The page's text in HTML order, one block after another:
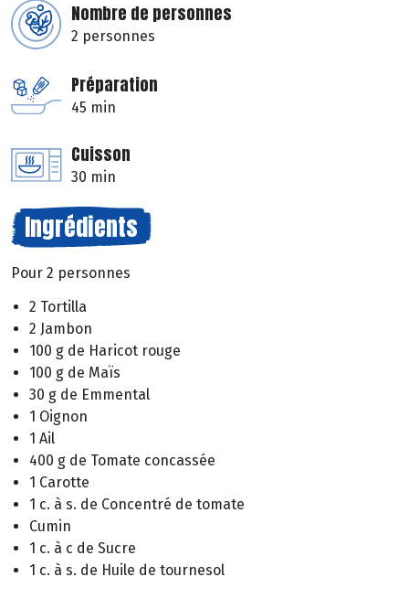
Nombre de personnes
2 personnes
Préparation
45 min
Cuisson
30 min
Ingrédients
Pour 2 personnes
2 Tortilla
2 Jambon
100 g de Haricot rouge
100 g de Maïs
30 g de Emmental
1 Oignon
1 Ail
400 g de Tomate concassée
1 Carotte
1 c. à s. de Concentré de tomate
Cumin
1 c. à c de Sucre
1 c. à s. de Huile de tournesol